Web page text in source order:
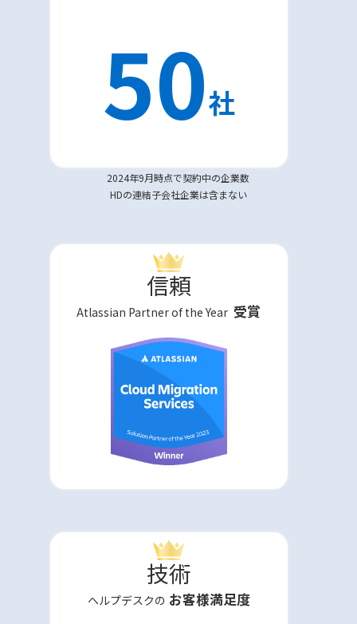
50社
2024年9月時点で契約中の企業数
HDの連結子会社企業は含まない
信頼
Atlassian Partner of the Year 受賞
技術
ヘルプデスクの お客様満足度